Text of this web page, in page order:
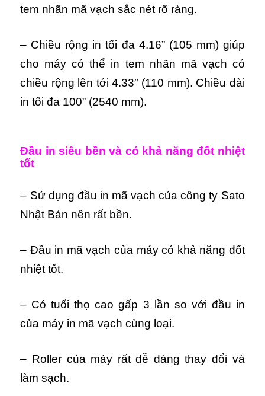
tem nhãn mã vạch sắc nét rõ ràng.
– Chiều rộng in tối đa 4.16” (105 mm) giúp
cho máy có thể in tem nhãn mã vạch có
chiều rộng lên tới 4.33″ (110 mm). Chiều dài
in tối đa 100” (2540 mm).
Đầu in siêu bền và có khả năng đốt nhiệt
tốt
– Sử dụng đầu in mã vạch của công ty Sato
Nhật Bản nên rất bền.
– Đầu in mã vạch của máy có khả năng đốt
nhiệt tốt.
– Có tuổi thọ cao gấp 3 lần so với đầu in
của máy in mã vạch cùng loại.
– Roller của máy rất dễ dàng thay đổi và
làm sạch.